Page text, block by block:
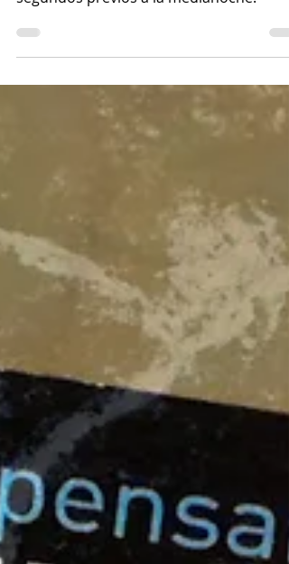
público es llevado a explorar los intensos
segundos previos a la medianoche.